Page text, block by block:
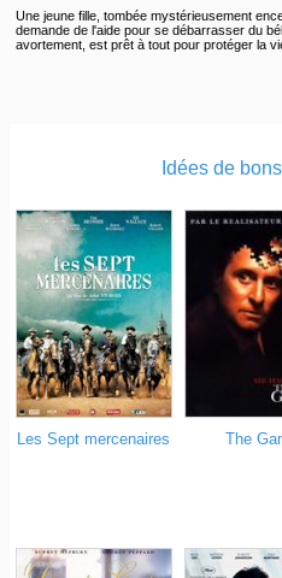
Une jeune fille, tombée mystérieusement
demande de l'aide pour se débarrasser du
avortement, est prêt à tout pour protéger la
Idées de
Les Sept mercenaires The